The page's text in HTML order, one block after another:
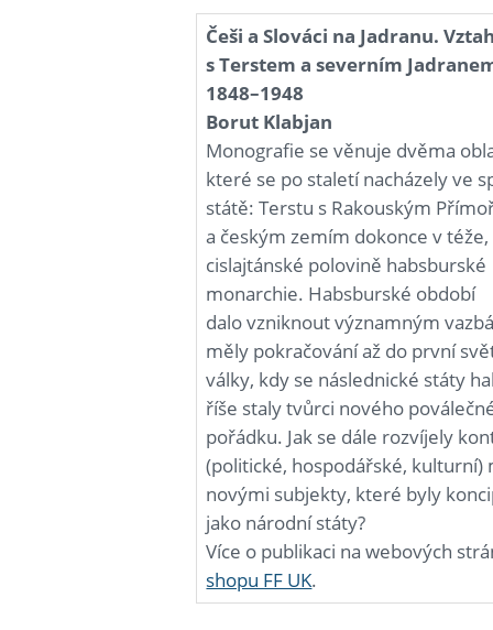
Češi a Slováci na Jadranu.
s Terstem a severním
1848–1948
Borut Klabjan
Monografie se věnuje dvěma
které se po staletí nacházely ve
státě: Terstu s Rakouským
a českým zemím dokonce v téže,
cislajtánské polovině habsburské
monarchie. Habsburské období
dalo vzniknout významným
měly pokračování až do první
války, kdy se následnické státy
říše staly tvůrci nového
pořádku. Jak se dále rozvíjely
(politické, hospodářské, kulturní)
novými subjekty, které byly
jako národní státy?
Více o publikaci na webových
shopu FF UK.